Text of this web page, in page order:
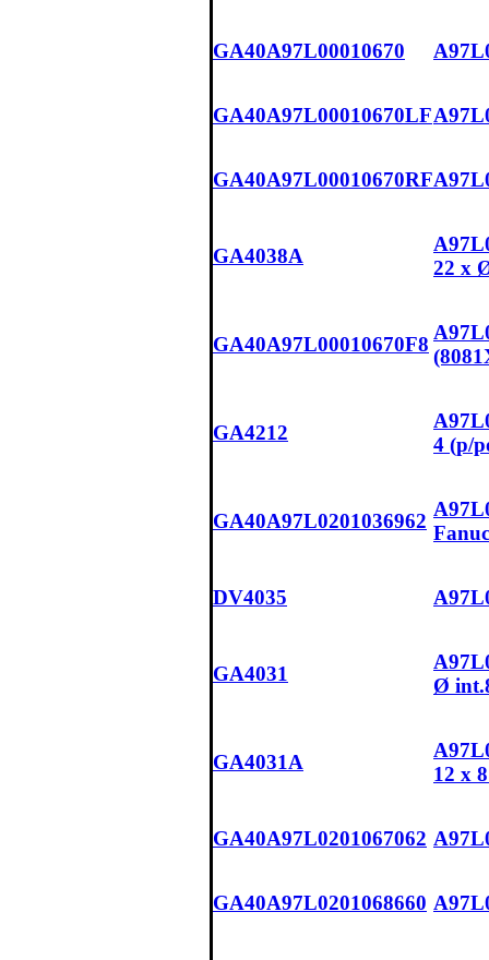
GA40A97L00010670
GA40A97L00010670LF
GA40A97L00010670RF
GA4038A
22 x
GA40A97L00010670F8
GA4212
4 (p/
GA40A97L0201036962
Fanuc
DV4035
GA4031
Ø
GA4031A
12 x
GA40A97L0201067062
GA40A97L0201068660